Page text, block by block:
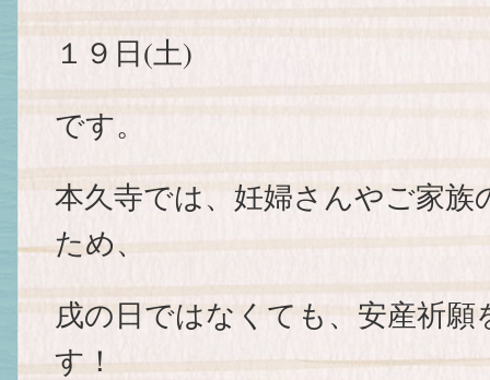
１９日(土)
です。
本久寺では、妊婦さんやご家族
ため、
戌の日ではなくても、安産祈
す！